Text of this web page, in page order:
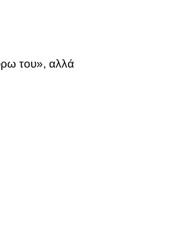
του», αλλά